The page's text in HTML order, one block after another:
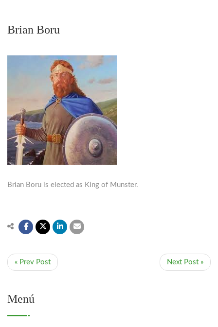
Brian Boru
Brian Boru is elected as King of Munster.
« Prev Post Next Post »
Menú